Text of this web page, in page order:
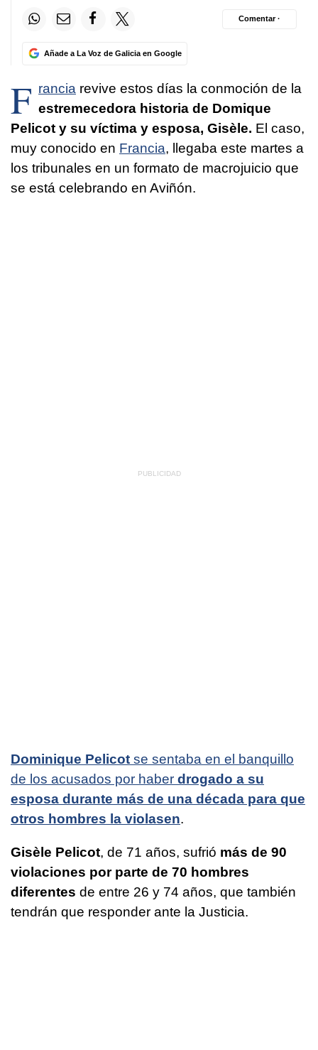
Añade a La Voz de Galicia en Google
Comentar ·
F rancia revive estos días la conmoción de la
estremecedora historia de Domique
Pelicot y su víctima y esposa, Gisèle. El caso,
muy conocido en Francia, llegaba este martes a
los tribunales en un formato de macrojuicio que
se está celebrando en Aviñón.
Dominique Pelicot se sentaba en el banquillo
de los acusados por haber drogado a su
esposa durante más de una década para que
otros hombres la violasen.
Gisèle Pelicot, de 71 años, sufrió más de 90
violaciones por parte de 70 hombres
diferentes de entre 26 y 74 años, que también
tendrán que responder ante la Justicia.